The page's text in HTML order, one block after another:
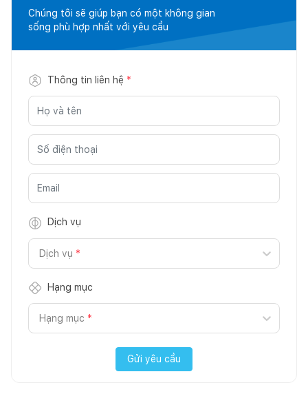
Chúng tôi sẽ giúp bạn có một không gian
sống phù hợp nhất với yêu cầu
Thông tin liên hệ *
Dịch vụ
Dịch vụ *
Hạng mục
Hạng mục *
Gửi yêu cầu